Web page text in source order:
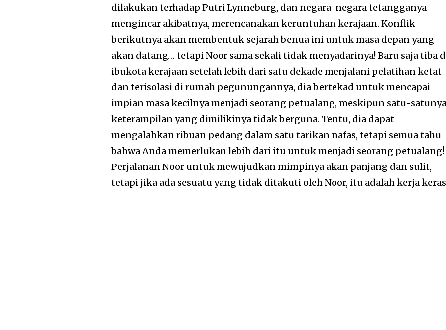
dilakukan terhadap Putri Lynneburg, dan negara-negara tetangganya
mengincar akibatnya, merencanakan keruntuhan kerajaan. Konflik
berikutnya akan membentuk sejarah benua ini untuk masa depan yang
akan datang… tetapi Noor sama sekali tidak menyadarinya! Baru saja tiba
ibukota kerajaan setelah lebih dari satu dekade menjalani pelatihan ketat
dan terisolasi di rumah pegunungannya, dia bertekad untuk mencapai
impian masa kecilnya menjadi seorang petualang, meskipun satu-satunya
keterampilan yang dimilikinya tidak berguna. Tentu, dia dapat
mengalahkan ribuan pedang dalam satu tarikan nafas, tetapi semua tahu
bahwa Anda memerlukan lebih dari itu untuk menjadi seorang petualang!
Perjalanan Noor untuk mewujudkan mimpinya akan panjang dan sulit,
tetapi jika ada sesuatu yang tidak ditakuti oleh Noor, itu adalah kerja